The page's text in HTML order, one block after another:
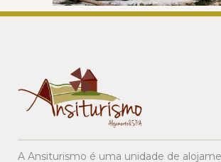
A Ansiturismo é uma unidade de